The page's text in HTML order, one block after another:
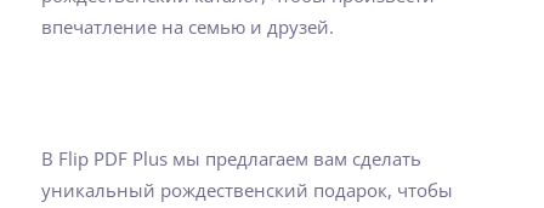
впечатление на семью и друзей.
В Flip PDF Plus мы предлагаем вам сделать
уникальный рождественский подарок, чтобы